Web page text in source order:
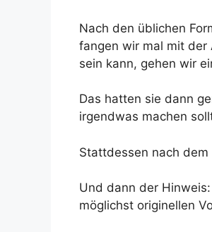
Nach den üblichen
fangen wir mal mit der
sein kann, gehen wir
Das hatten sie dann
irgendwas machen
Stattdessen nach dem
Und dann der
möglichst originellen